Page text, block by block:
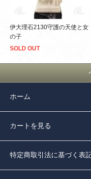
伊大理石2130守護の天使と女
の子
SOLD OUT
ホーム
カートを見る
特定商取引法に基づく表